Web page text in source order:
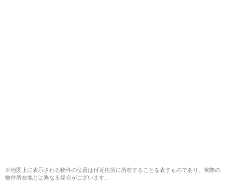
※地図上に表示される物件の位置は付近住所に所在することを表すものであり、実際の
物件所在地とは異なる場合がございます。